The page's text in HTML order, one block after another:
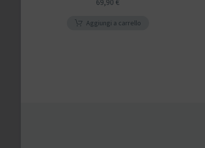
69,90 €
Aggiungi a carrello